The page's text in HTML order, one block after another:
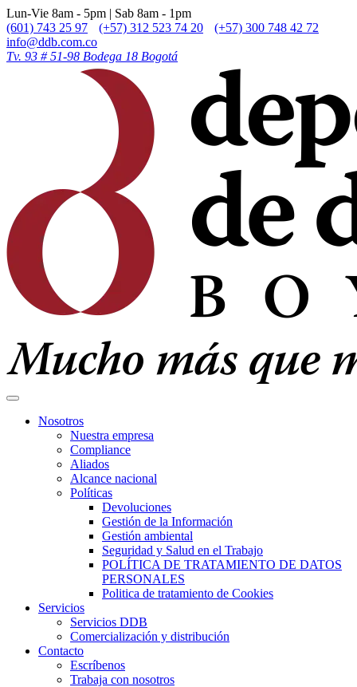
Lun-Vie 8am - 5pm | Sab 8am - 1pm
(601) 743 25 97
(+57) 312 523 74 20
(+57) 300 748 42 72
info@ddb.com.co
Tv. 93 # 51-98 Bodega 18 Bogotá
Nosotros
Nuestra empresa
Compliance
Aliados
Alcance nacional
Políticas
Devoluciones
Gestión de la Información
Gestión ambiental
Seguridad y Salud en el Trabajo
POLÍTICA DE TRATAMIENTO DE DATOS
PERSONALES
Politica de tratamiento de Cookies
Servicios
Servicios DDB
Comercialización y distribución
Contacto
Escríbenos
Trabaja con nosotros